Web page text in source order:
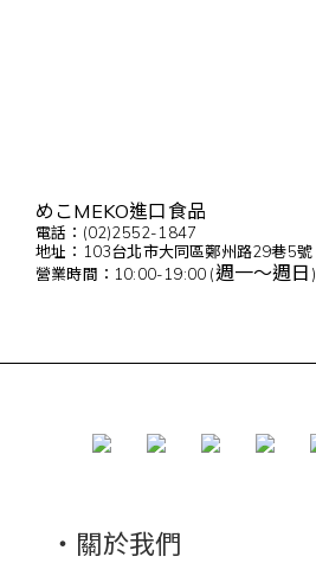
めこMEKO進口食品
電話：(02)2552-1847
地址：103台北市大同區鄭州路29巷5號
營業時間：10:00-19:00 (週一～週日 )
・關於我們